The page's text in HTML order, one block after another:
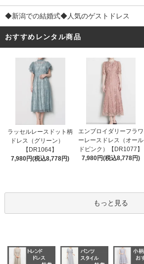
◆新潟での結婚式◆人気のゲストドレス
おすすめレンタル商品
ラッセルレースドット柄
ドレス（グリーン）
【DR1064】
7,980円(税込8,778円)
エンブロイダリーフラワ
ーレースドレス（オール
ドピンク）【DR1077】
7,980円(税込8,778円)
もっと見る